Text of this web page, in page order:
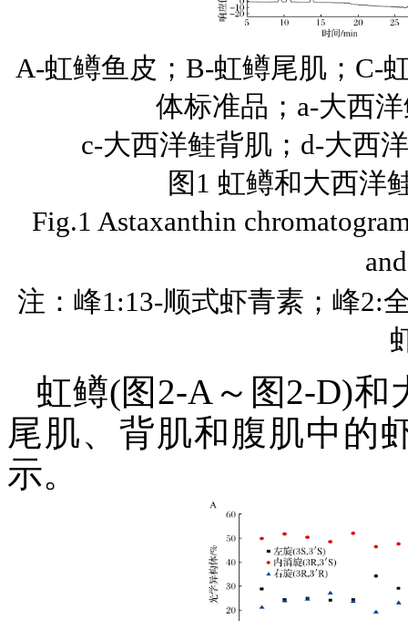
A-虹鳟鱼皮；B-虹鳟尾肌；C-
体标准品；a-大西
c-大西洋鲑背肌；d-大西
图1 虹鳟和大西洋
Fig.1 Astaxanthin
注：峰1:13-顺式虾青素；峰2:
虹鳟(图2-A～图2-D)和
尾肌、背肌和腹肌中的
示。